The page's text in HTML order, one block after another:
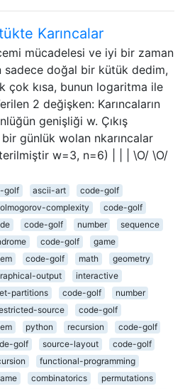
Karıncalar
mücadelesi ve iyi bir zaman
sadece doğal bir kütük dedim,
çok kısa, bunun logaritma ile
2 değişken: Karıncaların
genişliği w. Çıkış
günlük wolan nkarıncalar
w=3, n=6) | | | \O/ \O/
golf ascii-art
code-golf
complexity
code-golf
code-golf number
sequence
code-golf
game
code-golf math
geometry
output
interactive
partitions code-golf
number
source
code-golf
python recursion
code-golf
golf source-layout
code-golf
functional-programming
combinatorics
permutations